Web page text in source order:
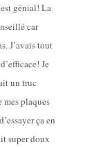
génial! La
car
J’avais tout
Je
un truc
plaques
ça en
super doux